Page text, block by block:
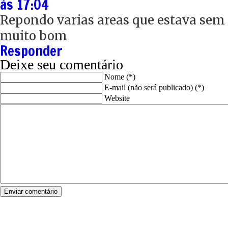
às 17:04
Repondo varias areas que estava
muito bom
Responder
Deixe seu comentário
Nome (*)
E-mail (não será publicado) (*)
Website